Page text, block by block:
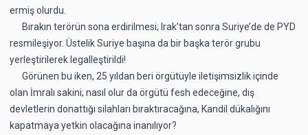
ermiş olurdu.
Bırakın terörün sona erdirilmesi; Irak’tan sonra Suriye’de de PYD
resmileşiyor. Üstelik Suriye başına da bir başka terör grubu
yerleştirilerek legalleştirildi!
Görünen bu iken, 25 yıldan beri örgütüyle iletişimsizlik içinde
olan İmralı sakini; nasıl olur da örgütü fesh edeceğine, dış
devletlerin donattığı silahları bıraktıracağına, Kandil dükalığını
kapatmaya yetkin olacağına inanılıyor?